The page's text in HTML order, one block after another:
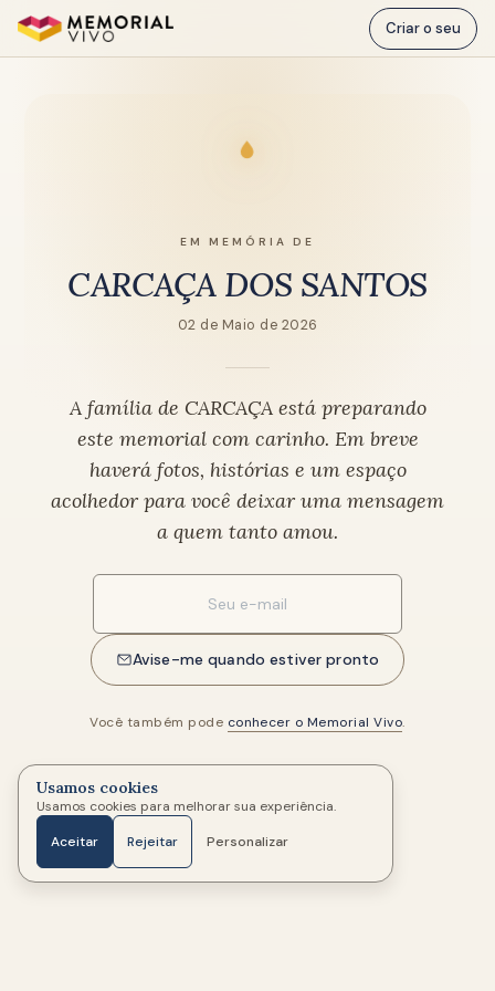
Ir para o conteúdo principal
Usamos cookies
Usamos cookies para melhorar sua experiência.
Aceitar
Rejeitar Personalizar
Criar o seu
EM MEMÓRIA DE
CARCAÇA DOS SANTOS
02 de Maio de 2026
A família de CARCAÇA está preparando
este memorial com carinho. Em breve
haverá fotos, histórias e um espaço
acolhedor para você deixar uma mensagem
a quem tanto amou.
Avise-me quando estiver pronto
Você também pode conhecer o Memorial Vivo.